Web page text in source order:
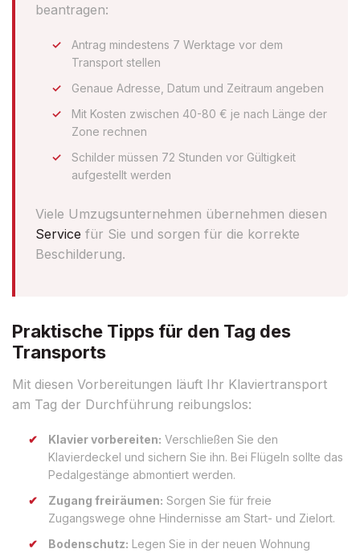
beantragen:
Antrag mindestens 7 Werktage vor dem
Transport stellen
Genaue Adresse, Datum und Zeitraum angeben
Mit Kosten zwischen 40-80 € je nach Länge der
Zone rechnen
Schilder müssen 72 Stunden vor Gültigkeit
aufgestellt werden
Viele Umzugsunternehmen übernehmen diesen
Service für Sie und sorgen für die korrekte
Beschilderung.
Praktische Tipps für den Tag des
Transports
Mit diesen Vorbereitungen läuft Ihr Klaviertransport
am Tag der Durchführung reibungslos:
Klavier vorbereiten: Verschließen Sie den
Klavierdeckel und sichern Sie ihn. Bei Flügeln sollte das
Pedalgestänge abmontiert werden.
Zugang freiräumen: Sorgen Sie für freie
Zugangswege ohne Hindernisse am Start- und Zielort.
Bodenschutz: Legen Sie in der neuen Wohnung